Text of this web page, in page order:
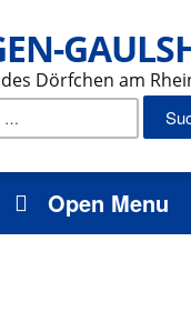
Dörfchen am
Suchen
Open Menu